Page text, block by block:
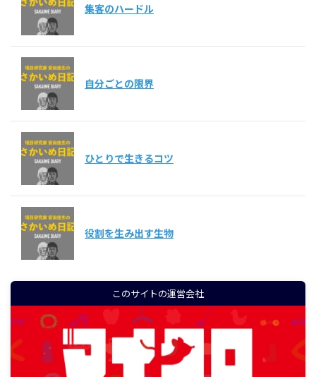
集客のハードル
自分ごとの限界
ひとりで生きるコツ
役割を生み出す生物
このサイトの運営会社